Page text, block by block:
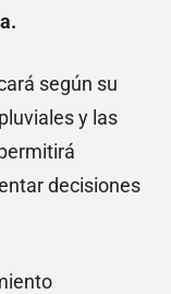
según su
y las
decisiones